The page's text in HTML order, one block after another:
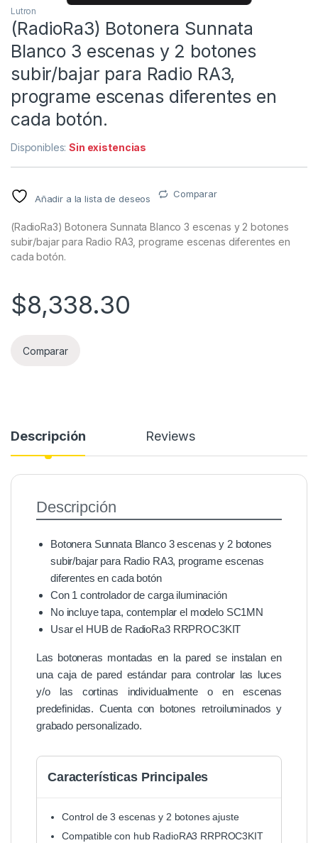
Lutron
(RadioRa3) Botonera Sunnata
Blanco 3 escenas y 2 botones
subir/bajar para Radio RA3,
programe escenas diferentes en
cada botón.
Disponibles:Sin existencias
Añadir a la lista de deseos Comparar
(RadioRa3) Botonera Sunnata Blanco 3 escenas y 2 botones
subir/bajar para Radio RA3, programe escenas diferentes en
cada botón.
$8,338.30
Comparar
Descripción Reviews
Descripción
Botonera Sunnata Blanco 3 escenas y 2 botones
subir/bajar para Radio RA3, programe escenas
diferentes en cada botón
Con 1 controlador de carga iluminación
No incluye tapa, contemplar el modelo SC1MN
Usar el HUB de RadioRa3 RRPROC3KIT
Las botoneras montadas en la pared se instalan en
una caja de pared estándar para controlar las luces
y/o las cortinas individualmente o en escenas
predefinidas. Cuenta con botones retroiluminados y
grabado personalizado.
Características Principales
Control de 3 escenas y 2 botones ajuste
Compatible con hub RadioRA3 RRPROC3KIT